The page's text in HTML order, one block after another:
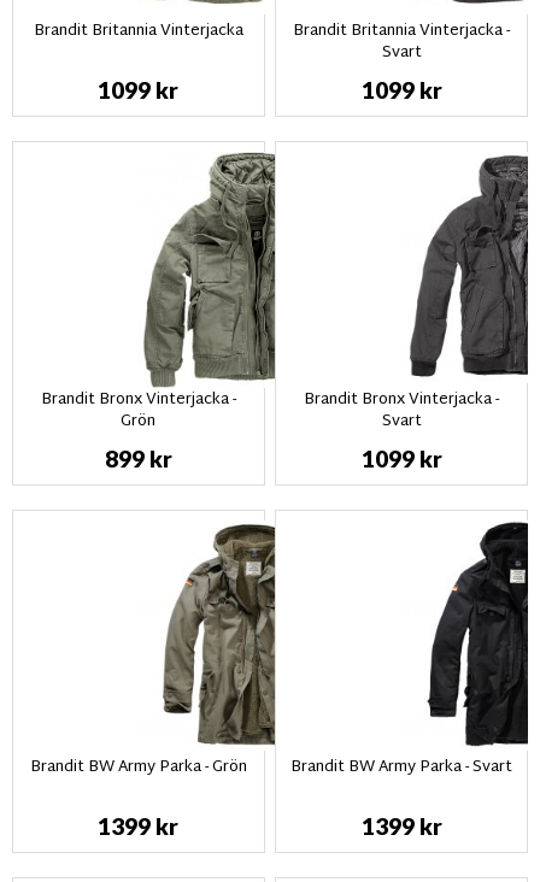
Brandit Britannia Vinterjacka
1099 kr
Brandit Britannia Vinterjacka -
Svart
1099 kr
Brandit Bronx Vinterjacka -
Grön
899 kr
Brandit Bronx Vinterjacka -
Svart
1099 kr
Brandit BW Army Parka - Grön
1399 kr
Brandit BW Army Parka - Svart
1399 kr